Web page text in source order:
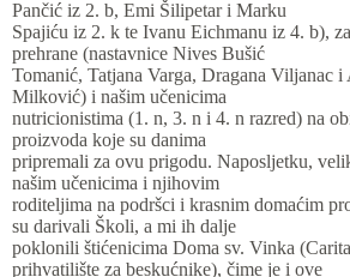
Pančić iz 2. b, Emi Šilipetar i Marku
Spajiću iz 2. k te Ivanu Eichmanu iz 4. b),
prehrane (nastavnice Nives Bušić
Tomanić, Tatjana Varga, Dragana Viljanac i
Milković) i našim učenicima
nutricionistima (1. n, 3. n i 4. n razred) na
proizvoda koje su danima
pripremali za ovu prigodu. Naposljetku,
našim učenicima i njihovim
roditeljima na podršci i krasnim domaćim
su darivali Školi, a mi ih dalje
poklonili štićenicima Doma sv. Vinka
prihvatilište za beskućnike), čime je i ove